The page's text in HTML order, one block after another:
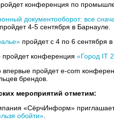
конференция по
документооборот: все
пройдет 4-5 сентября в Барнауле.
пройдет с 4 по 6 сентября
конференция «Город IT
впервые пройдет e-com
брендов.
мероприятий отметим:
«СёрчИнформ»
обойти»